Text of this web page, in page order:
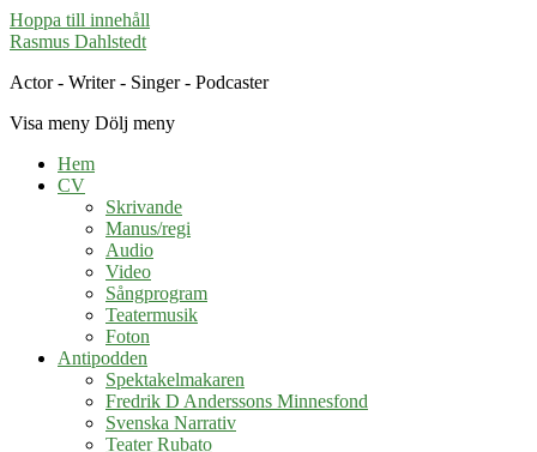
Hoppa till innehåll
Rasmus Dahlstedt
Actor - Writer - Singer - Podcaster
Visa meny Dölj meny
Hem
CV
Skrivande
Manus/regi
Audio
Video
Sångprogram
Teatermusik
Foton
Antipodden
Spektakelmakaren
Fredrik D Anderssons Minnesfond
Svenska Narrativ
Teater Rubato